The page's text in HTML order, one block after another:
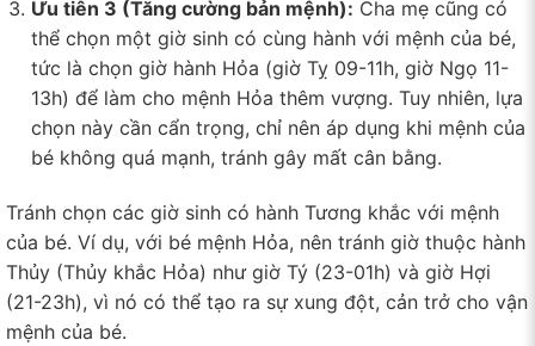
Ưu tiên 3 (Tăng cường bản mệnh): Cha mẹ cũng có
thể chọn một giờ sinh có cùng hành với mệnh của bé,
tức là chọn giờ hành Hỏa (giờ Tỵ 09-11h, giờ Ngọ 11-
13h) để làm cho mệnh Hỏa thêm vượng. Tuy nhiên, lựa
chọn này cần cẩn trọng, chỉ nên áp dụng khi mệnh của
bé không quá mạnh, tránh gây mất cân bằng.
Tránh chọn các giờ sinh có hành Tương khắc với mệnh
của bé. Ví dụ, với bé mệnh Hỏa, nên tránh giờ thuộc hành
Thủy (Thủy khắc Hỏa) như giờ Tý (23-01h) và giờ Hợi
(21-23h), vì nó có thể tạo ra sự xung đột, cản trở cho vận
mệnh của bé.